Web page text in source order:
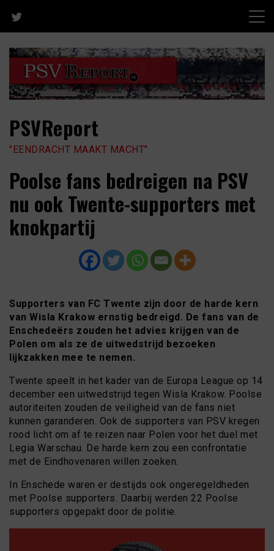
content
PSVReport
"EENDRACHT MAAKT MACHT"
Poolse fans bedreigen na PSV
nu ook Twente-supporters met
knokpartij
Supporters van FC Twente zijn door de harde kern
van Wisla Krakow ernstig bedreigd. De fans van de
Enschedeërs zouden het advies krijgen van de
Polen om als ze de uitwedstrijd bezoeken
lijkzakken mee te nemen.
Twente speelt in het kader van de Europa League op 14
december een uitwedstrijd tegen Wisla Krakow. Poolse
autoriteiten zouden de veiligheid van de fans niet
kunnen garanderen. Ook de supporters van PSV kregen
rood licht om af te reizen naar Polen voor het duel met
Legia Warschau. De harde kern zou een confrontatie
met de Eindhovenaren willen zoeken.
In Enschede waren er destijds ook ongeregeldheden
met Poolse supporters. Daarbij werden 22 Poolse
supporters opgepakt door de politie.